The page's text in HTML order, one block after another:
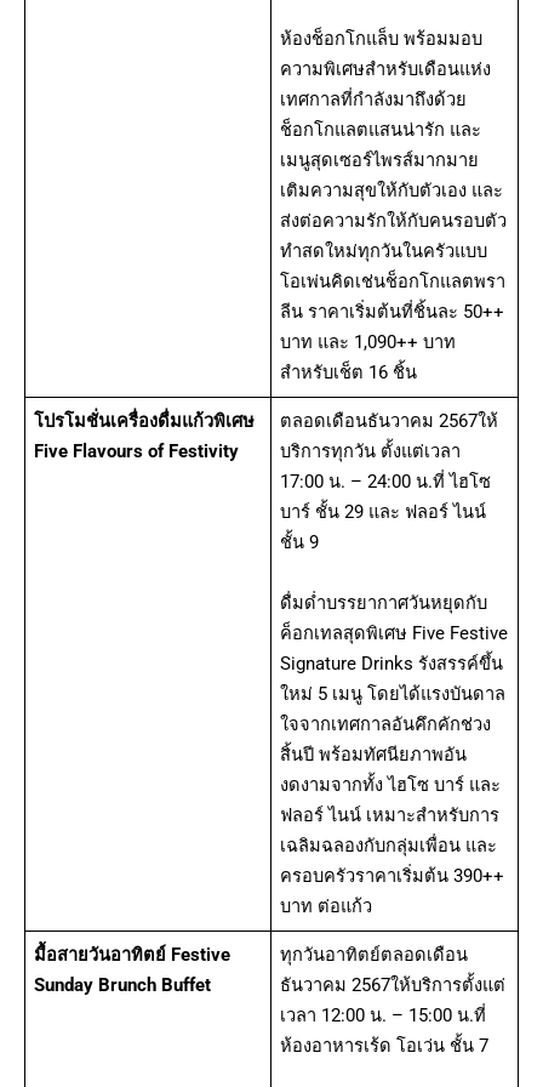
ห้องช็อกโกแล็บ พร้อมมอบ
ความพิเศษสำหรับเดือนแห่ง
เทศกาลที่กำลังมาถึงด้วย
ช็อกโกแลตแสนน่ารัก และ
เมนูสุดเซอร์ไพรส์มากมาย
เติมความสุขให้กับตัวเอง และ
ส่งต่อความรักให้กับคนรอบตัว
ทำสดใหม่ทุกวันในครัวแบบ
โอเพ่นคิดเช่นช็อกโกแลตพรา
ลีน ราคาเริ่มต้นที่ชิ้นละ 50++
บาท และ 1,090++ บาท
สำหรับเช็ต 16 ชิ้น
โปรโมชั่นเครื่องดื่มแก้วพิเศษ
Five Flavours of Festivity
ตลอดเดือนธันวาคม 2567ให้
บริการทุกวัน ตั้งแต่เวลา
17:00 น. – 24:00 น.ที่ ไฮโซ
บาร์ ชั้น 29 และ ฟลอร์ ไนน์
ชั้น 9
ดื่มด่ำบรรยากาศวันหยุดกับ
ค็อกเทลสุดพิเศษ Five Festive
Signature Drinks รังสรรค์ขึ้น
ใหม่ 5 เมนู โดยได้แรงบันดาล
ใจจากเทศกาลอันคึกคักช่วง
สิ้นปี พร้อมทัศนียภาพอัน
งดงามจากทั้ง ไฮโซ บาร์ และ
ฟลอร์ ไนน์ เหมาะสำหรับการ
เฉลิมฉลองกับกลุ่มเพื่อน และ
ครอบครัวราคาเริ่มต้น 390++
บาท ต่อแก้ว
มื้อสายวันอาทิตย์ Festive
Sunday Brunch Buffet
ทุกวันอาทิตย์ตลอดเดือน
ธันวาคม 2567ให้บริการตั้งแต่
เวลา 12:00 น. – 15:00 น.ที่
ห้องอาหารเร้ด โอเว่น ชั้น 7